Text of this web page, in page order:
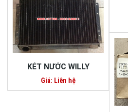
KÉT NƯỚC WILLY
Giá: Liên hệ